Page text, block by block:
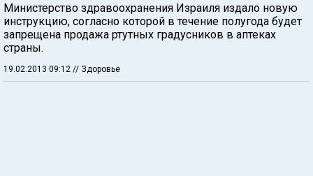
Министерство здравоохранения Израиля издало новую
инструкцию, согласно которой в течение полугода будет
запрещена продажа ртутных градусников в аптеках
страны.
19.02.2013 09:12 // Здоровье